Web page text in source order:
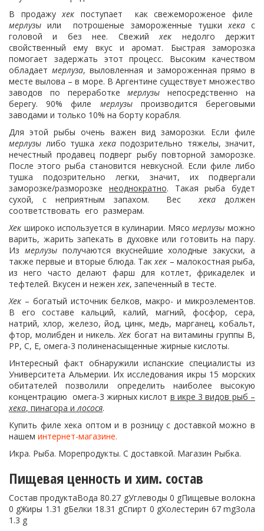
В продажухек поступает как свежемороженое филе
мерлузы или потрошеные замороженные тушкихекас
головой и без нее. Свежийхек недолго держит
свойственный ему вкус и аромат. Быстрая заморозка
помогает задержать этот процесс. Высоким качеством
обладаетмерлуза, выловленная и замороженная прямо в
месте вылова – в море. В Аргентине существует множество
заводов по переработкемерлузы непосредственно на
берегу. 90% филе мерлузыпроизводится береговыми
заводами и только 10% на борту корабля.
Для этой рыбы очень важен вид заморозки. Если филе
мерлузы либо тушкахекаподозрительно тяжелы, значит,
нечестный продавец подверг рыбу повторной заморозке.
После этого рыба становится невкусной. Если филе либо
тушка подозрительно легки, значит, их подвергали
заморозке/разморозке неоднократно. Такая рыба будет
сухой, с неприятным запахом. Весхека должен
соответствовать его размерам.
Хек широко используется в кулинарии. Мясомерлузы можно
варить, жарить запекать в духовке или готовить на пару.
Из мерлузыполучаются вкуснейшие холодные закуски, а
также первые и вторые блюда. Такхек – малокостная рыба,
из него часто делают фарш для котлет, фрикаделек и
тефтелей. Вкусен и неженхек, запеченный в тесте.
Хек – богатый источник белков, макро- и микроэлементов.
В его составе кальций, калий, магний, фосфор, сера,
натрий, хлор, железо, йод, цинк, медь, марганец, кобальт,
фтор, молибден и никель.Хек богат на витамины группы В,
РР, С, Е, омега-3 полиненасыщенные жирные кислоты.
Интересный факт обнаружили испанские специалисты из
Университета Альмерии. Их исследования икры 15 морских
обитателей позволили определить наиболее высокую
концентрацию омега-3 жирных кислот в икре 3 видов рыб –
хека, пинагора илосося.
Купить филе хека оптом и в розницу с доставкой можно в
нашем интернет-магазине.
Икра. Рыба. Морепродукты. С доставкой. Магазин Рыбка.
Пищевая ценность и хим. состав
Состав продуктаВода 80.27 gУглеводы 0 gПищевые волокна
0 gЖиры 1.31 gБелки 18.31 gСпирт 0 gХолестерин 67 mgЗола
1.3 g